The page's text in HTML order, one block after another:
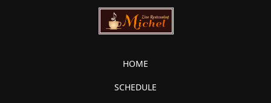
HOME
SCHEDULE